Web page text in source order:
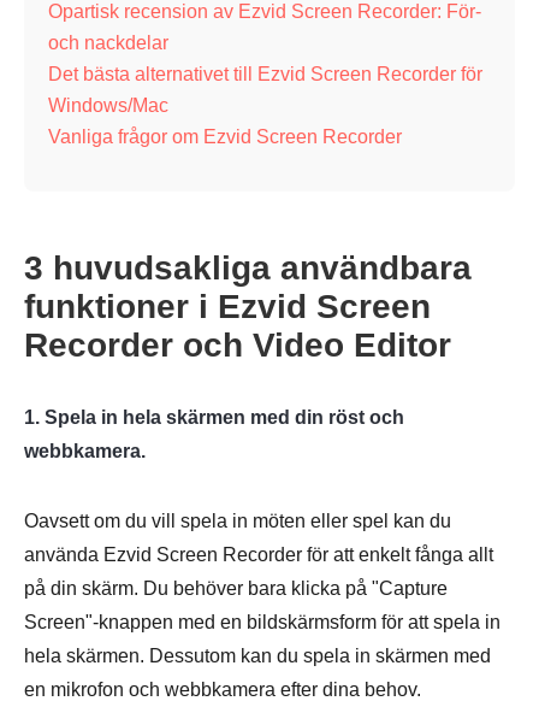
Opartisk recension av Ezvid Screen Recorder: För-
och nackdelar
Det bästa alternativet till Ezvid Screen Recorder för
Windows/Mac
Vanliga frågor om Ezvid Screen Recorder
3 huvudsakliga användbara
funktioner i Ezvid Screen
Recorder och Video Editor
1. Spela in hela skärmen med din röst och
webbkamera.
Oavsett om du vill spela in möten eller spel kan du
använda Ezvid Screen Recorder för att enkelt fånga allt
på din skärm. Du behöver bara klicka på "Capture
Screen"-knappen med en bildskärmsform för att spela in
hela skärmen. Dessutom kan du spela in skärmen med
en mikrofon och webbkamera efter dina behov.